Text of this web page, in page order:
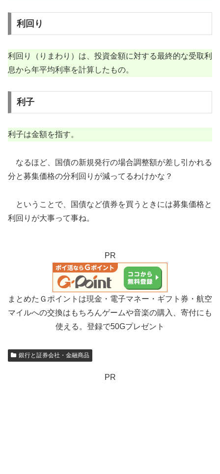
利回り
利回り（りまわり）は、投資金額に対する最終的な受取利
息から年平均利率を計算したもの。
利子
利子は金額を指す。
なるほど、国債の新規発行の場合調整額が差し引かれる
分と募集価格の分利回りが減ってるわけかな？
ということで、国債など債券を買うときには募集価格と
利回りが大事って事ね。
PR
まとめたＧポイントは現金・電子マネー・ギフト券・航空
マイルへの交換はもちろんゲームや音楽の購入、寄付にも
使える。登録で50Gプレゼント
銀行と証券会社・金融商品
PR